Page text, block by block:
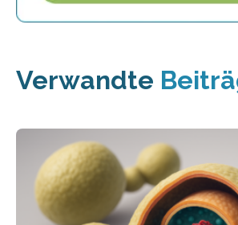
Verwandte